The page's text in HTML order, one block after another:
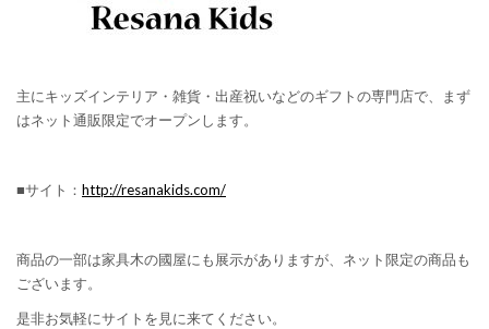
主にキッズインテリア・雑貨・出産祝いなどのギフトの専門店で、まず
はネット通販限定でオープンします。
■サイト： http://resanakids.com/
商品の一部は家具木の國屋にも展示がありますが、ネット限定の商品も
ございます。
是非お気軽にサイトを見に来てください。